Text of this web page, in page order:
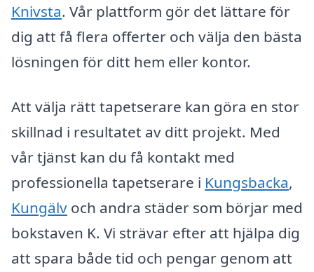
Knivsta. Vår plattform gör det lättare för
dig att få flera offerter och välja den bästa
lösningen för ditt hem eller kontor.
Att välja rätt tapetserare kan göra en stor
skillnad i resultatet av ditt projekt. Med
vår tjänst kan du få kontakt med
professionella tapetserare i Kungsbacka,
Kungälv och andra städer som börjar med
bokstaven K. Vi strävar efter att hjälpa dig
att spara både tid och pengar genom att